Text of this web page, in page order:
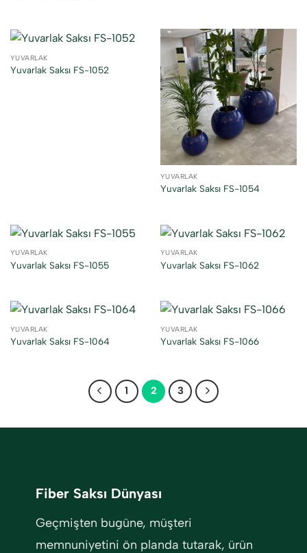
YUVARLAK
Yuvarlak Saksı FS-1052
YUVARLAK
Yuvarlak Saksı FS-1054
YUVARLAK
Yuvarlak Saksı FS-1055
YUVARLAK
Yuvarlak Saksı FS-1062
YUVARLAK
Yuvarlak Saksı FS-1064
YUVARLAK
Yuvarlak Saksı FS-1066
1 2 3
Fiber Saksı Dünyası
Geçmişten bugüne, müşteri
memnuniyetini ön planda tutarak, ürün